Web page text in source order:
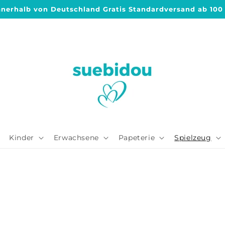
von Deutschland Gratis Standardversand ab 100
Kinder Erwachsene Papeterie Spielzeug